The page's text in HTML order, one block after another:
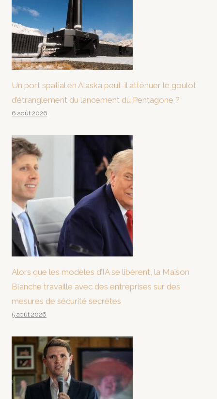
Un port spatial en Alaska peut-il atténuer le goulot
d’étranglement du lancement du Pentagone ?
6 août 2026
Alors que les modèles d’IA se libèrent, la Maison
Blanche travaille avec des entreprises sur des
mesures de sécurité secrètes
5 août 2026